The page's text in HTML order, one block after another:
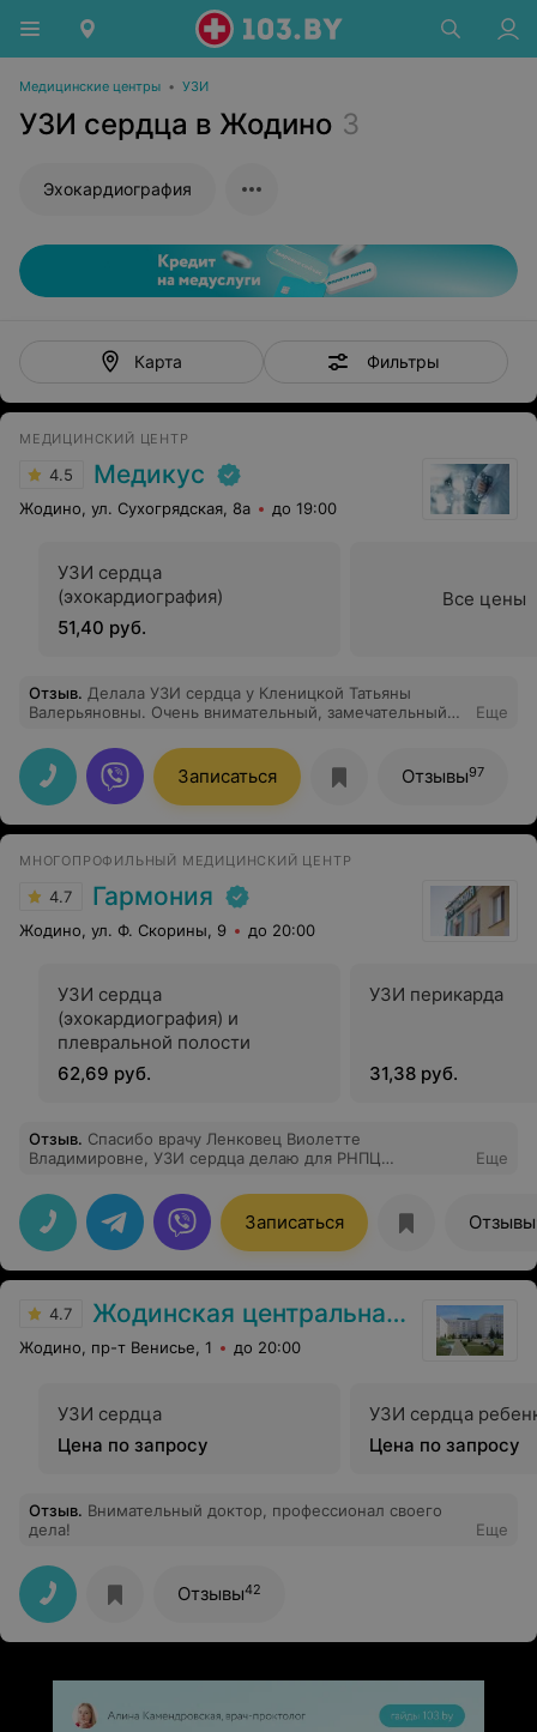
Медицинские центры • УЗИ
УЗИ сердца в Жодино 3
Эхокардиография
Карта Фильтры
МЕДИЦИНСКИЙ ЦЕНТР
4.5 Медикус
Жодино, ул. Сухогрядская, 8а до 19:00
УЗИ сердца
(эхокардиография)
51,40 руб.
Все цены
Отзыв. Делала УЗИ сердца у Кленицкой Татьяны
Валерьяновны. Очень внимательный, замечательный
дала рекомендации. Врач с большой буквы. Хочется
побольше таких чутких специалистов в медицине!
Татьяна Валерьяновна, здоровья Вам! А медцентру -
процветания!
Еще
Записаться Отзывы97
МНОГОПРОФИЛЬНЫЙ МЕДИЦИНСКИЙ ЦЕНТР
4.7 Гармония
Жодино, ул. Ф. Скорины, 9 до 20:00
УЗИ сердца
(эхокардиография) и
плевральной полости
62,69 руб.
УЗИ перикарда
31,38 руб.
Отзыв. Спасибо врачу Ленковец Виолетте
Владимировне, УЗИ сердца делаю для РНПЦ
не скажет и не напишет. Поздравляю ее и коллектив
МЦ "Гармония" с наступающим Рождеством и Новым
Годом.
Еще
Записаться Отзывы
4.7 Жодинская центральная городская больница
Жодино, пр-т Венисье, 1 до 20:00
УЗИ сердца
Цена по запросу
УЗИ сердца
Цена по запросу
Отзыв. Внимательный доктор, профессионал своего
дела!
Еще
Отзывы42